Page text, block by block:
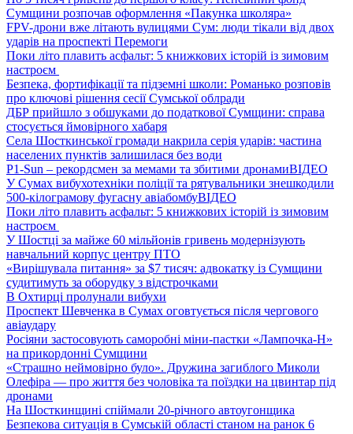
Сумщини розпочав оформлення «Пакунка школяра»
FPV-дрони вже літають вулицями Сум: люди тікали від двох
ударів на проспекті Перемоги
Поки літо плавить асфальт: 5 книжкових історій із зимовим
настроєм
Безпека, фортифікації та підземні школи: Романько розповів
про ключові рішення сесії Сумської облради
ДБР прийшло з обшуками до податкової Сумщини: справа
стосується ймовірного хабаря
Села Шосткинської громади накрила серія ударів: частина
населених пунктів залишилася без води
P1-Sun – рекордсмен за мемами та збитими дронамиВІДЕО
У Сумах вибухотехніки поліції та рятувальники знешкодили
500-кілограмову фугасну авіабомбуВІДЕО
Поки літо плавить асфальт: 5 книжкових історій із зимовим
настроєм
У Шостці за майже 60 мільйонів гривень модернізують
навчальний корпус центру ПТО
«Вирішувала питання» за $7 тисяч: адвокатку із Сумщини
судитимуть за оборудку з відстрочками
В Охтирці пролунали вибухи
Проспект Шевченка в Сумах оговтується після чергового
авіаудару
Росіяни застосовують саморобні міни-пастки «Лампочка-Н»
на прикордонні Сумщини
«Страшно неймовірно було». Дружина загиблого Миколи
Олефіра — про життя без чоловіка та поїздки на цвинтар під
дронами
На Шосткинщині спіймали 20-річного автоугонщика
Безпекова ситуація в Сумській області станом на ранок 6